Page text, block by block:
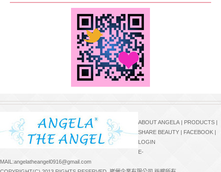
ABOUT ANGELA | PRODUCTS |
SHARE BEAUTY | FACEBOOK |
LOGIN
E-
MAIL:angelatheangel0916@gmail.com